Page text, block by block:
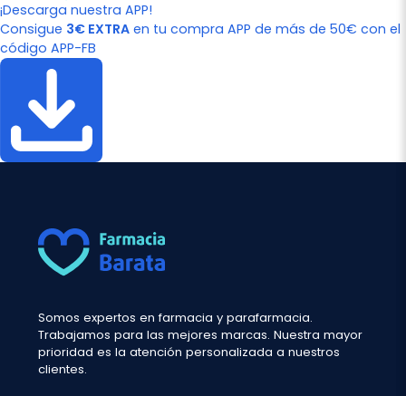
¡Descarga nuestra APP!
Consigue 3€ EXTRA en tu compra APP de más de 50€ con el
código APP-FB
Somos expertos en farmacia y parafarmacia.
Trabajamos para las mejores marcas. Nuestra mayor
prioridad es la atención personalizada a nuestros
clientes.